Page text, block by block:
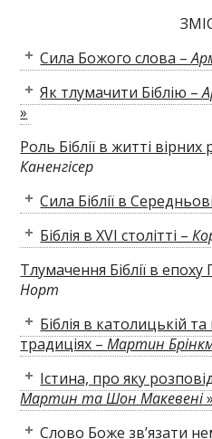
Сила Божого слова –
Як тлумачити Біблію –
»
Роль Біблії в житті
Каненгісер
Сила Біблії в
Біблія в XVI столітті –
Тлумачення Біблії в
Норт
Біблія в католицькій
традиціях –Мартин
Істина, про яку
Мартин та Шон Макевені»
Слово Боже зв’язати